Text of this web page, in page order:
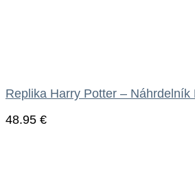
Replika Harry Potter – Náhrdelník
48.95 €